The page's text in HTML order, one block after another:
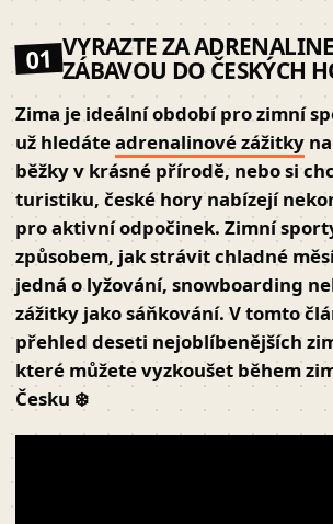
01 VYRAZTE ZA
ZÁBAVOU DO ČESKÝCH
Zima je ideální období prozimní
už hledáteadrenalinové zážitky
běžky v krásné přírodě, nebo si
turistiku, české hory nabízejí
pro aktivní odpočinek. Zimní
způsobem, jak strávit chladné
jedná o lyžování, snowboarding
zážitky jako sáňkování. V tomto
přehled deseti nejoblíbenějších
které můžete vyzkoušet během
Česku ❄️